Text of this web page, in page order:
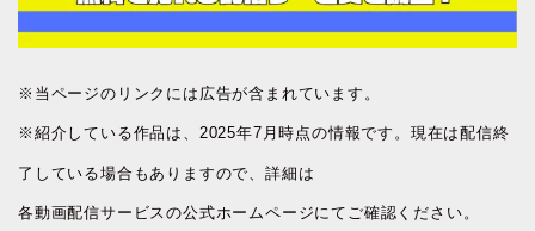
※当ページのリンクには広告が含まれています。
※紹介している作品は、2025年7月時点の情報です。現在は配信終
了している場合もありますので、詳細は
各動画配信サービスの公式ホームページにてご確認ください。